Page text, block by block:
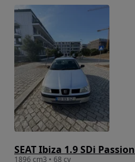
SEAT Ibiza 1.9 SDi Passion
1896 cm3 • 68 cv